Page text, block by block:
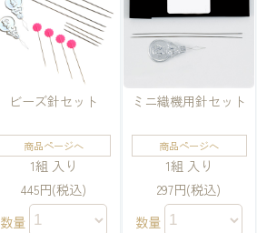
ビーズ針セット
商品ページへ
1組 入り
445円(税込)
数量
ミニ織機用針セット
商品ページへ
1組 入り
297円(税込)
数量